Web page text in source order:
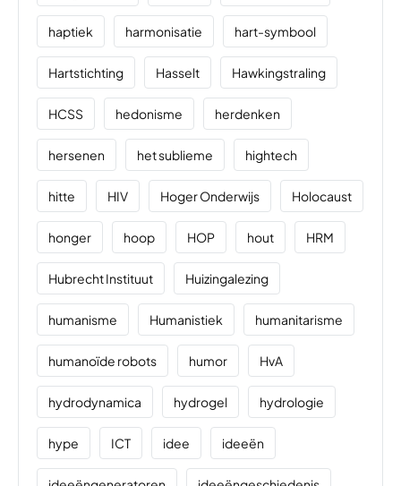
haptiek harmonisatie hart-symbool
Hartstichting Hasselt Hawkingstraling
HCSS hedonisme herdenken
hersenen het sublieme hightech
hitte HIV Hoger Onderwijs Holocaust
honger hoop HOP hout HRM
Hubrecht Instituut Huizingalezing
humanisme Humanistiek humanitarisme
humanoïde robots humor HvA
hydrodynamica hydrogel hydrologie
hype ICT idee ideeën